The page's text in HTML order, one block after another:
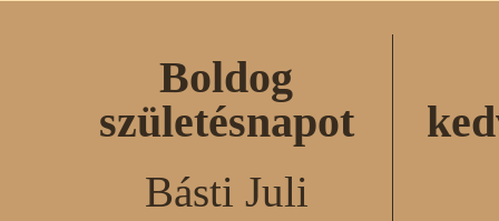
Boldog
születésnapot
Básti Juli